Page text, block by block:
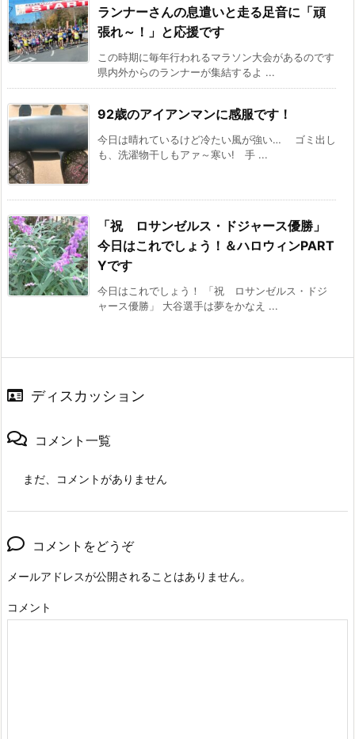
ランナーさんの息遣いと走る足音に「頑
張れ～！」と応援です
この時期に毎年行われるマラソン大会があるのです
県内外からのランナーが集結するよ ...
92歳のアイアンマンに感服です！
今日は晴れているけど冷たい風が強い… ゴミ出し
も、洗濯物干しもアァ～寒い! 手 ...
「祝 ロサンゼルス・ドジャース優勝」
今日はこれでしょう！＆ハロウィンPART
Yです
今日はこれでしょう！ 「祝 ロサンゼルス・ドジ
ャース優勝」 大谷選手は夢をかなえ ...
ディスカッション
コメント一覧
まだ、コメントがありません
コメントをどうぞ
メールアドレスが公開されることはありません。
コメント